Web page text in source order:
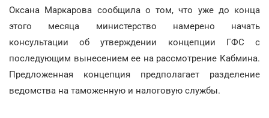
Оксана Маркарова сообщила о том, что уже до конца
этого месяца министерство намерено начать
консультации об утверждении концепции ГФС с
последующим вынесением ее на рассмотрение Кабмина.
Предложенная концепция предполагает разделение
ведомства на таможенную и налоговую службы.